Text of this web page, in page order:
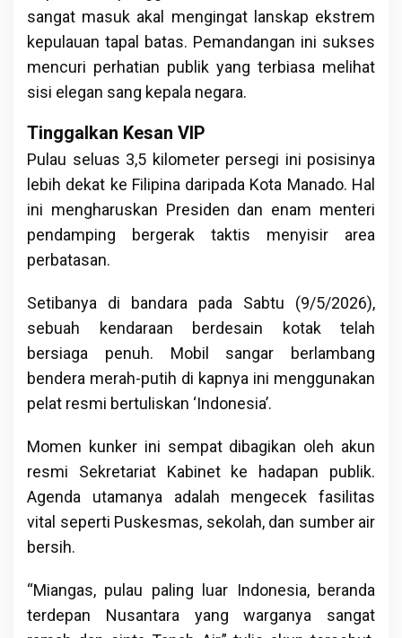
sangat masuk akal mengingat lanskap ekstrem
kepulauan tapal batas. Pemandangan ini sukses
mencuri perhatian publik yang terbiasa melihat
sisi elegan sang kepala negara.
Tinggalkan Kesan VIP
Pulau seluas 3,5 kilometer persegi ini posisinya
lebih dekat ke Filipina daripada Kota Manado. Hal
ini mengharuskan Presiden dan enam menteri
pendamping bergerak taktis menyisir area
perbatasan.
Setibanya di bandara pada Sabtu (9/5/2026),
sebuah kendaraan berdesain kotak telah
bersiaga penuh. Mobil sangar berlambang
bendera merah-putih di kapnya ini menggunakan
pelat resmi bertuliskan ‘Indonesia’.
Momen kunker ini sempat dibagikan oleh akun
resmi Sekretariat Kabinet ke hadapan publik.
Agenda utamanya adalah mengecek fasilitas
vital seperti Puskesmas, sekolah, dan sumber air
bersih.
“Miangas, pulau paling luar Indonesia, beranda
terdepan Nusantara yang warganya sangat